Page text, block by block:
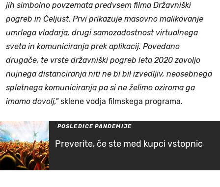
jih simbolno povzemata predvsem filma Državniški
pogreb in Čeljust. Prvi prikazuje masovno malikovanje
umrlega vladarja, drugi samozadostnost virtualnega
sveta in komuniciranja prek aplikacij. Povedano
drugače, te vrste državniški pogreb leta 2020 zavoljo
nujnega distanciranja niti ne bi bil izvedljiv, neosebnega
spletnega komuniciranja pa si ne želimo oziroma ga
imamo dovolj,"sklene vodja filmskega programa.
POSLEDICE PANDEMIJE
Preverite, če ste med kupci vstopnic